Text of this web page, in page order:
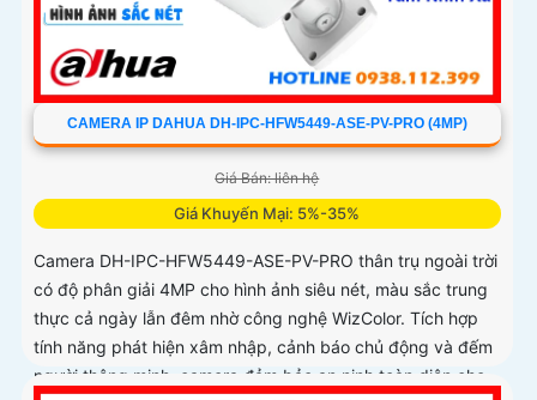
CAMERA IP DAHUA DH-IPC-HFW5449-ASE-PV-PRO (4MP)
Giá Bán: liên hệ
Giá Khuyến Mại: 5%-35%
Camera DH-IPC-HFW5449-ASE-PV-PRO thân trụ ngoài trời
có độ phân giải 4MP cho hình ảnh siêu nét, màu sắc trung
thực cả ngày lẫn đêm nhờ công nghệ WizColor. Tích hợp
tính năng phát hiện xâm nhập, cảnh báo chủ động và đếm
người thông minh, camera đảm bảo an ninh toàn diện cho